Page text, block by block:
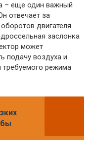
– еще один важный
отвечает за
двигателя
заслонка
может
подачу воздуха и
режима